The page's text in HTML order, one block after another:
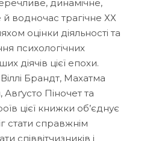
динамічне,
водночас трагічне ХХ
оцінки діяльності та
психологічних
діячів цієї епохи.
Брандт, Махатма
Авґусто Піночет та
цієї книжки об’єднує
стати справжнім
співвітчизників і